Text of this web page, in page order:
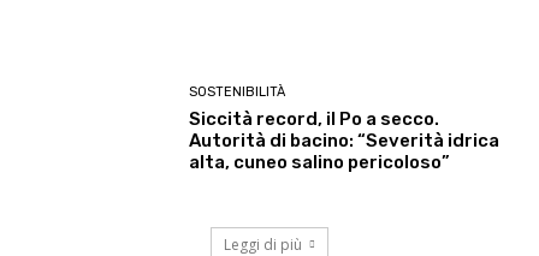
SOSTENIBILITÀ
Siccità record, il Po a secco.
Autorità di bacino: “Severità idrica
alta, cuneo salino pericoloso”
Leggi di più